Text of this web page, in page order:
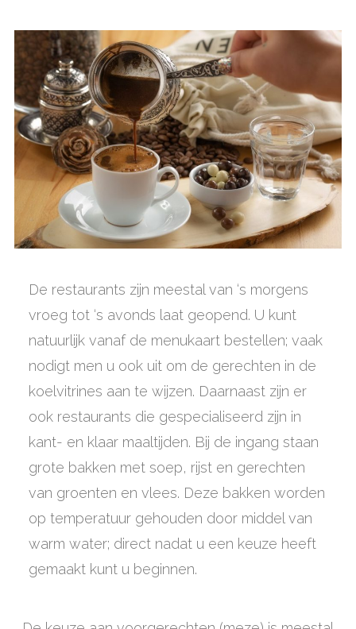
De restaurants zijn meestal van ‘s morgens
vroeg tot ‘s avonds laat geopend. U kunt
natuurlijk vanaf de menukaart bestellen; vaak
nodigt men u ook uit om de gerechten in de
koelvitrines aan te wijzen. Daarnaast zijn er
ook restaurants die gespecialiseerd zijn in
kant- en klaar maaltijden. Bij de ingang staan
grote bakken met soep, rijst en gerechten
van groenten en vlees. Deze bakken worden
op temperatuur gehouden door middel van
warm water; direct nadat u een keuze heeft
gemaakt kunt u beginnen.